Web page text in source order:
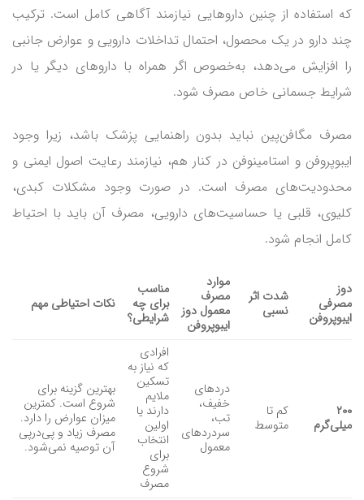
که استفاده از چنین داروهایی نیازمند آگاهی کامل است. ترکیب
چند دارو در یک محصول، احتمال تداخلات دارویی و عوارض جانبی
را افزایش می‌دهد، به‌خصوص اگر همراه با داروهای دیگر یا در
شرایط جسمانی خاص مصرف شود.
مصرف مگافن‌پین نباید بدون راهنمایی پزشک باشد، زیرا وجود
ایبوپروفن و استامینوفن در کنار هم، نیازمند رعایت اصول ایمنی و
محدودیت‌های مصرف است. در صورت وجود مشکلات کبدی،
کلیوی، قلبی یا حساسیت‌های دارویی، مصرف آن باید با احتیاط
کامل انجام شود.
دوز
مصرفی
ایبوپروفن
شدت اثر
نسبی
موارد
مصرف
معمول دوز
ایبوپروفن
مناسب
برای چه
شرایطی؟
نکات احتیاطی مهم
۲۰۰
میلی‌گرم
کم تا
متوسط
دردهای
خفیف،
تب،
سردردهای
معمول
افرادی
که نیاز به
تسکین
ملایم
دارند یا
اولین
انتخاب
برای
شروع
مصرف
بهترین گزینه برای
شروع است. کمترین
میزان عوارض را دارد.
مصرف زیاد و پی‌درپی
آن توصیه نمی‌شود.